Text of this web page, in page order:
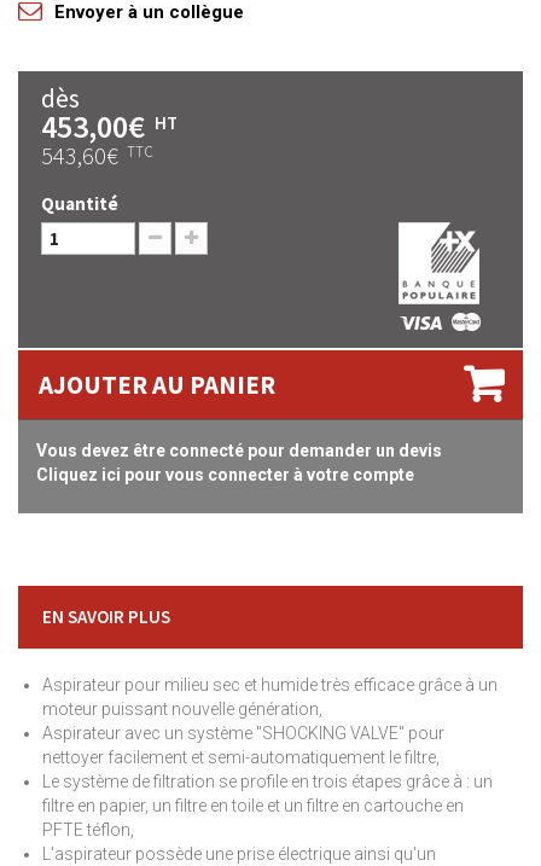
Envoyer à un collègue
dès
453,00€ HT
543,60€ TTC
Quantité
AJOUTER AU PANIER
Vous devez être connecté pour demander un devis
Cliquez ici pour vous connecter à votre compte
EN SAVOIR PLUS
Aspirateur pour milieu sec et humide très efficace grâce à un
moteur puissant nouvelle génération,
Aspirateur avec un système "SHOCKING VALVE" pour
nettoyer facilement et semi-automatiquement le filtre,
Le système de filtration se profile en trois étapes grâce à : un
filtre en papier, un filtre en toile et un filtre en cartouche en
PFTE téflon,
L'aspirateur possède une prise électrique ainsi qu'un